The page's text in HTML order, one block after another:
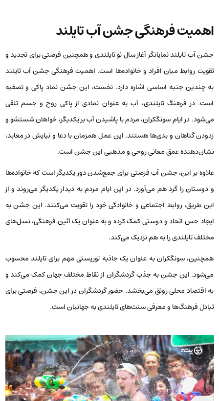
اهمیت فرهنگی جشن آب تایلند
جشن آب تایلند نمایانگر آغاز سال نو تایلندی و همچنین فرصتی برای تجدید و
تقویت روابط میان افراد و خانواده‌ها است. اهمیت فرهنگی جشن آب تایلند
به چندین جنبه اساسی اشاره دارد. نخست، این جشن نماد پاکی و تصفیه
است. در فرهنگ تایلندی، آب به عنوان نمادی از پاکی روح و جسم تلقی
می‌شود. در ایام سونگکران، مردم با پاشیدن آب بر یکدیگر، خواهان شستشو و
زدودن گناهان و بدی‌ها هستند. این عمل همزمان با دعا و نیایش در معابد،
نشان‌دهنده عمق معانی روحی و مذهبی این جشن است.
علاوه بر این، جشن آب فرصتی برای جمع‌شدن دور یکدیگر است که خانواده‌ها
و دوستان را گرد هم می‌آورد. در این ایام مردم به دیدار یکدیگر می‌روند و از
این طریق، روابط اجتماعی و خانوادگی خود را تقویت می‌کنند. این جشن به
ایجاد حس اتحاد و دوستی کمک کرده و به عنوان یک آئین فرهنگی، نسل‌های
مختلف تایلندی را به هم نزدیک می‌کند.
همچنین، سونگکران به عنوان یک جاذبه توریستی مهم برای تایلند محسوب
می‌شود. این جشن به جذب گردشگران از نقاط مختلف جهان کمک می‌کند و
به اقتصاد محلی رونق می‌بخشد. حضور گردشگران در این جشن، فرصتی برای
تبادل فرهنگ‌ها و معرفی سنت‌های تایلندی به جهانیان است.